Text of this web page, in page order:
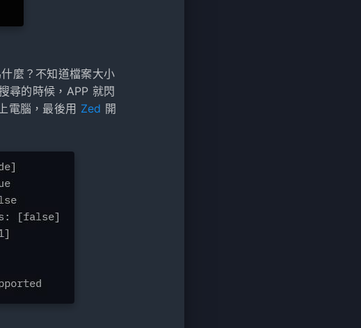
麼？不知道檔案大小
尋的時候，APP 就閃
電腦，最後用 Zed 開